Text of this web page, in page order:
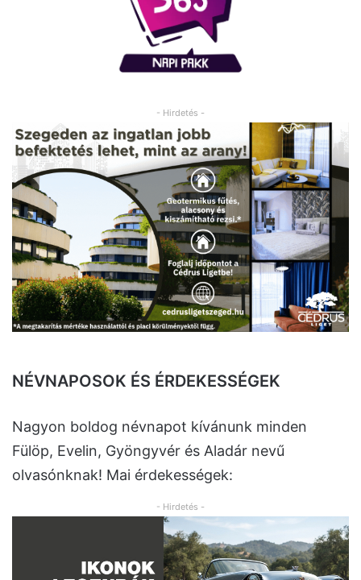
- Hirdetés -
NÉVNAPOSOK ÉS ÉRDEKESSÉGEK
Nagyon boldog névnapot kívánunk minden
Fülöp, Evelin, Gyöngyvér és Aladár nevű
olvasónknak! Mai érdekességek:
- Hirdetés -